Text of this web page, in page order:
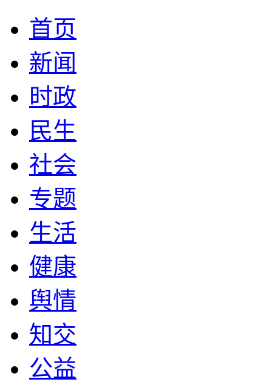
首页
新闻
时政
民生
社会
专题
生活
健康
舆情
知交
公益